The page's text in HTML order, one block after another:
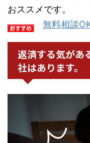
おススメです。
無料相談
返済する気があ
社はあります。